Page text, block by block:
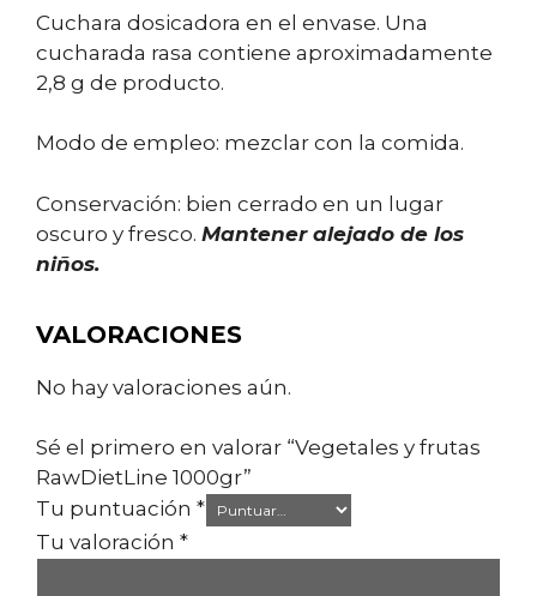
Cuchara dosicadora en el envase. Una
cucharada rasa contiene aproximadamente
2,8 g de producto.
Modo de empleo: mezclar con la comida.
Conservación: bien cerrado en un lugar
oscuro y fresco. Mantener alejado de los
niños.
VALORACIONES
No hay valoraciones aún.
Sé el primero en valorar “Vegetales y frutas
RawDietLine 1000gr”
Tu puntuación *
Tu valoración *